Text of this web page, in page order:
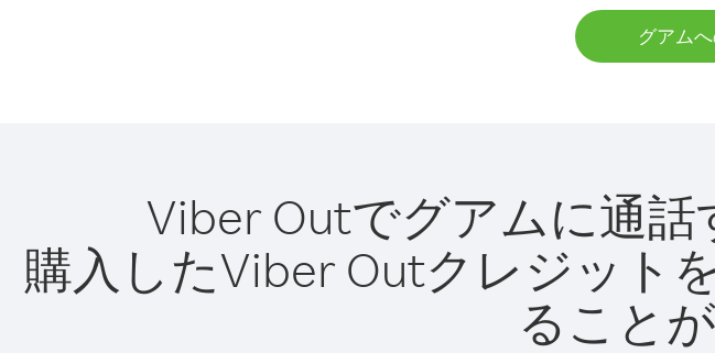
グアム
Viber Outでグアムに通話
購入したViber Outクレジット
ること